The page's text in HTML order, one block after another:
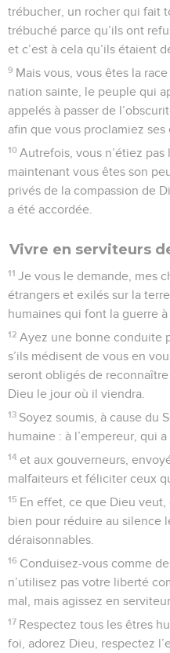
trébucher, un rocher qui fait
trébuché parce qu’ils ont
et c’est à cela qu’ils étaient
9 Mais vous, vous êtes la
nation sainte, le peuple qui
appelés à passer de
afin que vous proclamiez
10 Autrefois, vous n’étiez
maintenant vous êtes son
privés de la compassion de
a été accordée.
Vivre en serviteurs
11 Je vous le demande, mes
étrangers et exilés sur la
humaines qui font la guerre à
12 Ayez une bonne conduite
s’ils médisent de vous en
seront obligés de
Dieu le jour où il viendra.
13 Soyez soumis, à cause du
humaine : à l’empereur, qui
14 et aux gouverneurs,
malfaiteurs et féliciter ceux
15 En effet, ce que Dieu veut,
bien pour réduire au silence
déraisonnables.
16 Conduisez-vous comme
n’utilisez pas votre liberté
mal, mais agissez en
17 Respectez tous les êtres
foi, adorez Dieu, respectez